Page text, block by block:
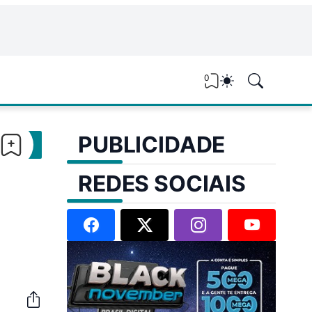
0
PUBLICIDADE
REDES SOCIAIS